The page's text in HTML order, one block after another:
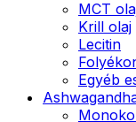
MCT
Krill olaj
Lecitin
Egyéb